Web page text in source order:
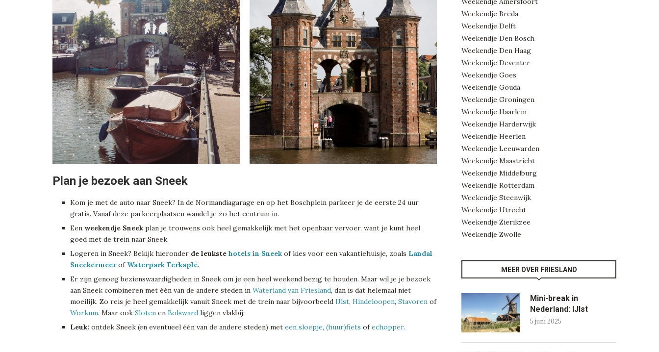
Plan je bezoek aan Sneek
Kom je met de auto naar Sneek? In de Normandiagarage en op het Boschplein parkeer je de eerste 24 uur
gratis. Vanaf deze parkeerplaatsen wandel je zo het centrum in.
Een weekendje Sneek plan je trouwens ook heel gemakkelijk met het openbaar vervoer, want je kunt heel
goed met de trein naar Sneek.
Logeren in Sneek? Bekijk hieronder de leukste hotels in Sneek of kies voor een vakantiehuisje, zoals Landal
Sneekermeerof Waterpark Terkaple.
Er zijn genoeg bezienswaardigheden in Sneek om je een heel weekend bezig te houden. Maar wil je je bezoek
aan Sneek combineren met één van de andere steden in Waterland van Friesland, dan is dat helemaal niet
moeilijk. Zo reis je heel gemakkelijk vanuit Sneek met de trein naar bijvoorbeeld IJlst, Hindeloopen, Stavoren of
Workum. Maar ook Sloten en Bolsward liggen vlakbij.
Leuk: ontdek Sneek (en eventueel één van de andere steden) met een sloepje, (huur)fiets ofechopper.
Weekendje Breda
Weekendje Delft
Weekendje Den Bosch
Weekendje Den Haag
Weekendje Deventer
Weekendje Goes
Weekendje Gouda
Weekendje Groningen
Weekendje Haarlem
Weekendje Harderwijk
Weekendje Heerlen
Weekendje Leeuwarden
Weekendje Maastricht
Weekendje Middelburg
Weekendje Rotterdam
Weekendje Steenwijk
Weekendje Utrecht
Weekendje Zierikzee
Weekendje Zwolle
MEER OVER FRIESLAND
Mini-break in
Nederland: IJlst
5 juni 2025